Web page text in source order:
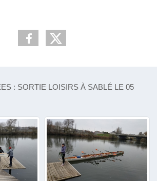
: SORTIE LOISIRS À SABLÉ LE 05